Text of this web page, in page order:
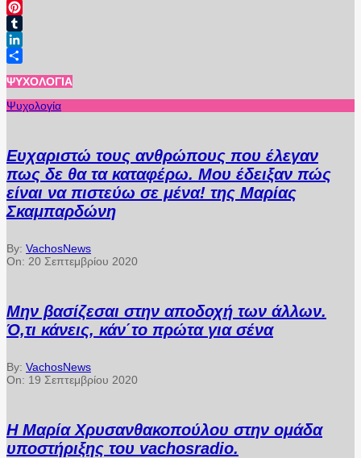
Email
Pinterest
Tumblr
LinkedIn
ΨΥΧΟΛΟΓΊΑ
Ψυχολογία
Ευχαριστώ τους ανθρώπους που έλεγαν
πως δε θα τα καταφέρω. Μου έδειξαν πώς
είναι να πιστεύω σε μένα! της Μαρίας
Σκαμπαρδώνη
By: VachosNews
On: 20 Σεπτεμβρίου 2020
Μην βασίζεσαι στην αποδοχή των άλλων.
Ό,τι κάνεις, κάν΄το πρώτα για σένα
By: VachosNews
On: 19 Σεπτεμβρίου 2020
Η Μαρία Χρυσανθακοπούλου στην ομάδα
υποστήριξης του vachosradio.